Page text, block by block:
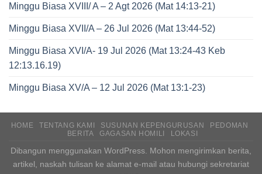
Minggu Biasa XVIII/ A – 2 Agt 2026 (Mat 14:13-21)
Minggu Biasa XVII/A – 26 Jul 2026 (Mat 13:44-52)
Minggu Biasa XVI/A- 19 Jul 2026 (Mat 13:24-43 Keb
12:13.16.19)
Minggu Biasa XV/A – 12 Jul 2026 (Mat 13:1-23)
HOME TENTANG KAMI SUSUNAN KEPENGURUSAN
PEDOMAN
BERITA
GAGASAN HOMILI LOKASI
Dibangun menggunakan WordPress. Mohon mengirimkan berita,
artikel, naskah tulisan ke alamat e-mail atau hubungi sekretariat